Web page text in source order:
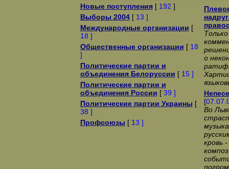
Новые поступления[ 192 ]
Выборы 2004[ 13 ]
Международные организации [
18 ]
Общественные организации [ 18
]
Политические партии и
объединения Белоруссии [ 15 ]
Политические партии и
объединения России [ 39 ]
Политические партии Украины [
38 ]
Профсоюзы [ 13 ]
о
[
Во
кровь